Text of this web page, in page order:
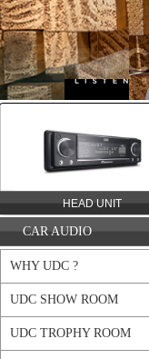
HEAD UNIT
CAR AUDIO
WHY UDC ?
UDC SHOW ROOM
UDC TROPHY ROOM